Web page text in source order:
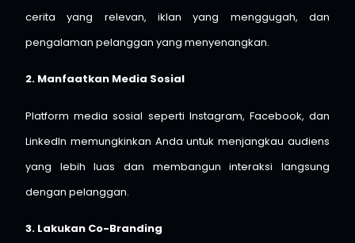
cerita yang relevan, iklan yang menggugah, dan
pengalaman pelanggan yang menyenangkan.
2. Manfaatkan Media Sosial
Platform media sosial seperti Instagram, Facebook, dan
LinkedIn memungkinkan Anda untuk menjangkau audiens
yang lebih luas dan membangun interaksi langsung
dengan pelanggan.
3. Lakukan Co-Branding